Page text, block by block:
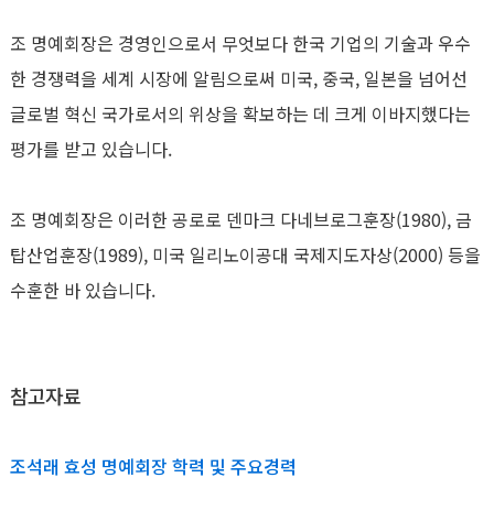
조 명예회장은 경영인으로서 무엇보다 한국 기업의 기술과 우수
한 경쟁력을 세계 시장에 알림으로써 미국, 중국, 일본을 넘어선
글로벌 혁신 국가로서의 위상을 확보하는 데 크게 이바지했다는
평가를 받고 있습니다.
조 명예회장은 이러한 공로로 덴마크 다네브로그훈장(1980), 금
탑산업훈장(1989), 미국 일리노이공대 국제지도자상(2000) 등을
수훈한 바 있습니다.
참고자료
조석래 효성 명예회장 학력 및 주요경력